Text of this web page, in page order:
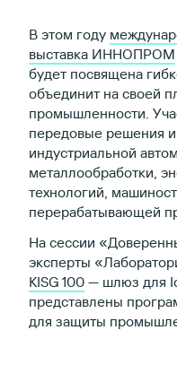
В этом году
выставка ИННОПРОМ
будет посвящена
объединит на своей
промышленности.
передовые решения и
индустриальной
металлообработки,
технологий,
перерабатывающей
На сессии
эксперты
KISG 100 — шлюз для
представлены
для защиты